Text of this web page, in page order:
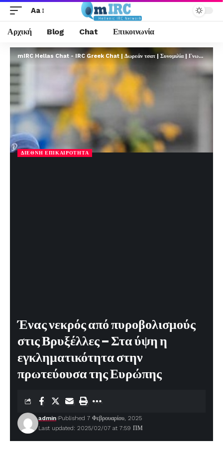
Aa
Αρχική Blog Chat Επικοινωνία
mIRC Hellas Chat - IRC Greek Chat | Δωρεάν τσατ | Συνομιλία | Γνωριμίες | FREE
ΔΙΕΘΝΉ ΕΠΙΚΑΙΡΌΤΗΤΑ
Ένας νεκρός από πυροβολισμούς
στις Βρυξέλλες – Στα ύψη η
εγκληματικότητα στην
πρωτεύουσα της Ευρώπης
Last updated: 2025/02/07 at 7:59 ΠΜ
admin Published 7 Φεβρουαρίου, 2025